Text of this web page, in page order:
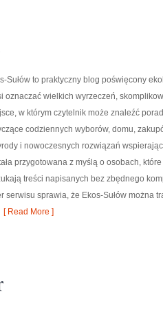
Sułów to praktyczny blog poświęcony
oznaczać wielkich wyrzeczeń,
w którym czytelnik może znaleźć
codziennych wyborów, domu,
i nowoczesnych rozwiązań
przygotowana z myślą o osobach,
treści napisanych bez zbędnego
serwisu sprawia, że Ekos-Sułów można
[ Read More ]